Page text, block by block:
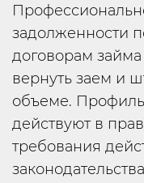
задолженности
договорам
вернуть заем и
объеме.
действуют в
требования